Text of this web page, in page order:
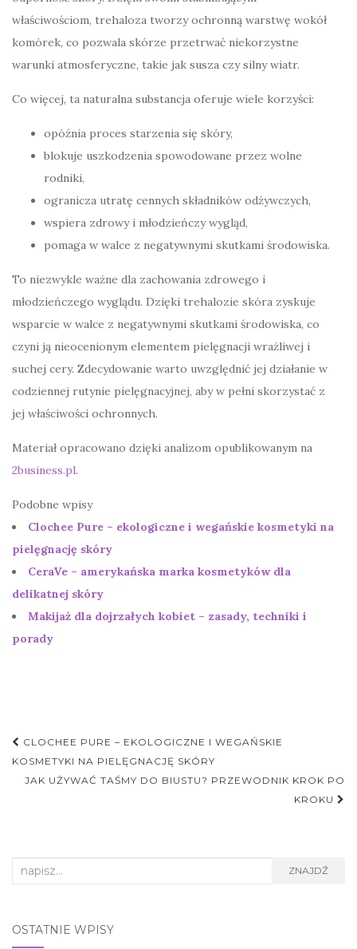
właściwościom, trehaloza tworzy ochronną warstwę wokół
komórek, co pozwala skórze przetrwać niekorzystne
warunki atmosferyczne, takie jak susza czy silny wiatr.
Co więcej, ta naturalna substancja oferuje wiele korzyści:
opóźnia proces starzenia się skóry,
blokuje uszkodzenia spowodowane przez wolne
rodniki,
ogranicza utratę cennych składników odżywczych,
wspiera zdrowy i młodzieńczy wygląd,
pomaga w walce z negatywnymi skutkami środowiska.
To niezwykle ważne dla zachowania zdrowego i
młodzieńczego wyglądu. Dzięki trehalozie skóra zyskuje
wsparcie w walce z negatywnymi skutkami środowiska, co
czyni ją nieocenionym elementem pielęgnacji wrażliwej i
suchej cery. Zdecydowanie warto uwzględnić jej działanie w
codziennej rutynie pielęgnacyjnej, aby w pełni skorzystać z
jej właściwości ochronnych.
Materiał opracowano dzięki analizom opublikowanym na
2business.pl.
Podobne wpisy
Clochee Pure – ekologiczne i wegańskie kosmetyki na
pielęgnację skóry
CeraVe – amerykańska marka kosmetyków dla
delikatnej skóry
Makijaż dla dojrzałych kobiet – zasady, techniki i
porady
Nawigacja
postu
CLOCHEE PURE – EKOLOGICZNE I WEGAŃSKIE
KOSMETYKI NA PIELĘGNACJĘ SKÓRY
JAK UŻYWAĆ TAŚMY DO BIUSTU? PRZEWODNIK KROK PO
KROKU
Search
ZNAJDŹ
OSTATNIE WPISY